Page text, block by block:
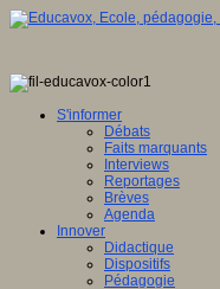
S'informer
Débats
Faits marquants
Interviews
Reportages
Brèves
Agenda
Innover
Didactique
Dispositifs
Pédagogie